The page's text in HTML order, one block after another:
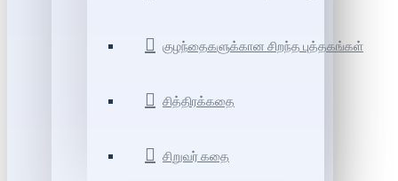
குழந்தைகளுக்கான சிறந்த புத்தகங்கள்
சித்திரக்கதை
சிறுவர் கதை